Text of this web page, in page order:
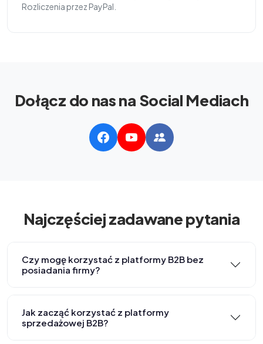
Rozliczenia przez PayPal.
Dołącz do nas na Social Mediach
Najczęściej zadawane pytania
Czy mogę korzystać z platformy B2B bez
posiadania firmy?
Jak zacząć korzystać z platformy
sprzedażowej B2B?